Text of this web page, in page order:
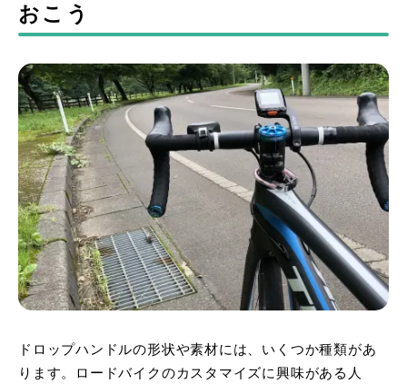
おこう
ドロップハンドルの形状や素材には、いくつか種類があ
ります。ロードバイクのカスタマイズに興味がある人